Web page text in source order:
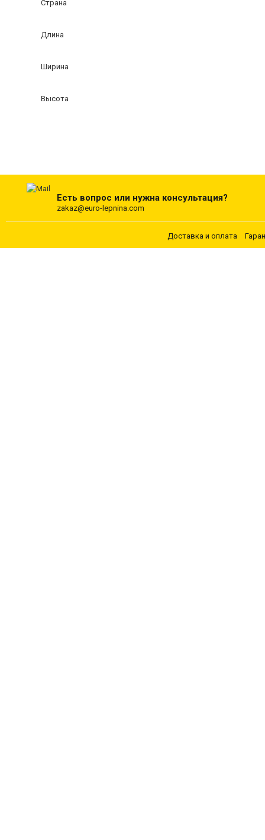
Страна
Длина
Ширина
Высота
Есть вопрос или нужна консультация?
zakaz@euro-lepnina.com
Доставка и оплата